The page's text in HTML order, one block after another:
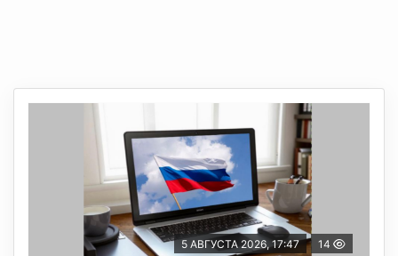
5 АВГУСТА 2026, 17:47 14